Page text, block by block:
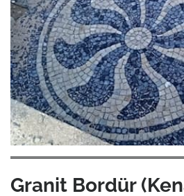
Granit Bordür